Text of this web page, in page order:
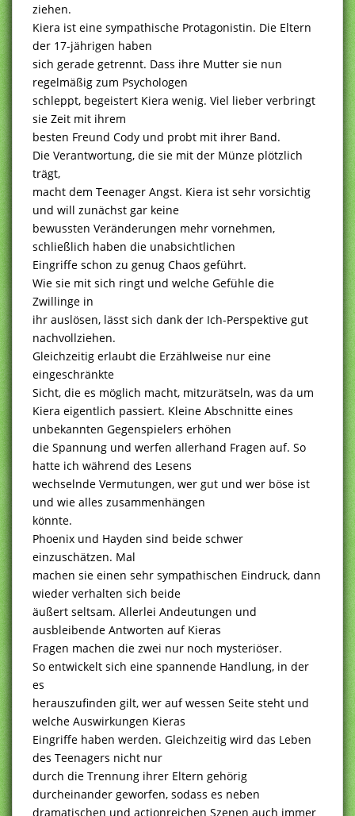
ziehen.
Kiera ist eine sympathische Protagonistin. Die Eltern
der 17-jährigen haben
sich gerade getrennt. Dass ihre Mutter sie nun
regelmäßig zum Psychologen
schleppt, begeistert Kiera wenig. Viel lieber verbringt
sie Zeit mit ihrem
besten Freund Cody und probt mit ihrer Band.
Die Verantwortung, die sie mit der Münze plötzlich
trägt,
macht dem Teenager Angst. Kiera ist sehr vorsichtig
und will zunächst gar keine
bewussten Veränderungen mehr vornehmen,
schließlich haben die unabsichtlichen
Eingriffe schon zu genug Chaos geführt.
Wie sie mit sich ringt und welche Gefühle die
Zwillinge in
ihr auslösen, lässt sich dank der Ich-Perspektive gut
nachvollziehen.
Gleichzeitig erlaubt die Erzählweise nur eine
eingeschränkte
Sicht, die es möglich macht, mitzurätseln, was da um
Kiera eigentlich passiert. Kleine Abschnitte eines
unbekannten Gegenspielers erhöhen
die Spannung und werfen allerhand Fragen auf. So
hatte ich während des Lesens
wechselnde Vermutungen, wer gut und wer böse ist
und wie alles zusammenhängen
könnte.
Phoenix und Hayden sind beide schwer
einzuschätzen. Mal
machen sie einen sehr sympathischen Eindruck, dann
wieder verhalten sich beide
äußert seltsam. Allerlei Andeutungen und
ausbleibende Antworten auf Kieras
Fragen machen die zwei nur noch mysteriöser.
So entwickelt sich eine spannende Handlung, in der
es
herauszufinden gilt, wer auf wessen Seite steht und
welche Auswirkungen Kieras
Eingriffe haben werden. Gleichzeitig wird das Leben
des Teenagers nicht nur
durch die Trennung ihrer Eltern gehörig
durcheinander geworfen, sodass es neben
dramatischen und actionreichen Szenen auch immer